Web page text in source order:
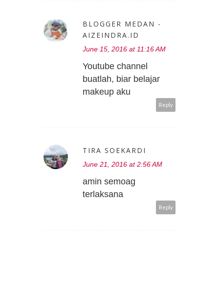
BLOGGER MEDAN -
AIZEINDRA.ID
June 15, 2016 at 11:16 AM
Youtube channel
buatlah, biar belajar
makeup aku
Reply
TIRA SOEKARDI
June 21, 2016 at 2:56 AM
amin semoag
terlaksana
Reply